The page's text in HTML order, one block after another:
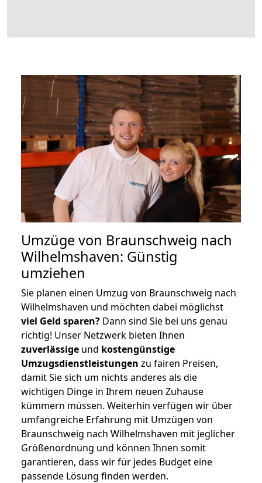
Umzüge von Braunschweig nach
Wilhelmshaven: Günstig
umziehen
Sie planen einen Umzug von Braunschweig nach
Wilhelmshaven und möchten dabei möglichst
viel Geld sparen? Dann sind Sie bei uns genau
richtig! Unser Netzwerk bieten Ihnen
zuverlässige und kostengünstige
Umzugsdienstleistungen zu fairen Preisen,
damit Sie sich um nichts anderes als die
wichtigen Dinge in Ihrem neuen Zuhause
kümmern müssen. Weiterhin verfügen wir über
umfangreiche Erfahrung mit Umzügen von
Braunschweig nach Wilhelmshaven mit jeglicher
Größenordnung und können Ihnen somit
garantieren, dass wir für jedes Budget eine
passende Lösung finden werden.